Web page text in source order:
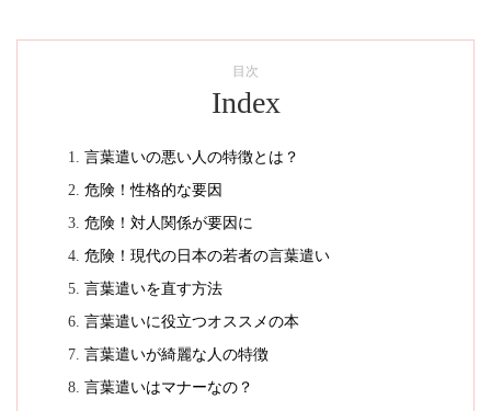
目次
Index
言葉遣いの悪い人の特徴とは？
危険！性格的な要因
危険！対人関係が要因に
危険！現代の日本の若者の言葉遣い
言葉遣いを直す方法
言葉遣いに役立つオススメの本
言葉遣いが綺麗な人の特徴
言葉遣いはマナーなの？